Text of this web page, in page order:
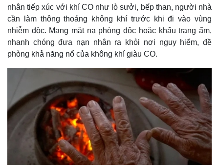
nhân tiếp xúc với khí CO như lò sưởi, bếp than, người nhà
cần làm thông thoáng không khí trước khi đi vào vùng
nhiễm độc. Mang mặt nạ phòng độc hoặc khẩu trang ẩm,
nhanh chóng đưa nạn nhân ra khỏi nơi nguy hiểm, đề
phòng khả năng nổ của không khí giàu CO.